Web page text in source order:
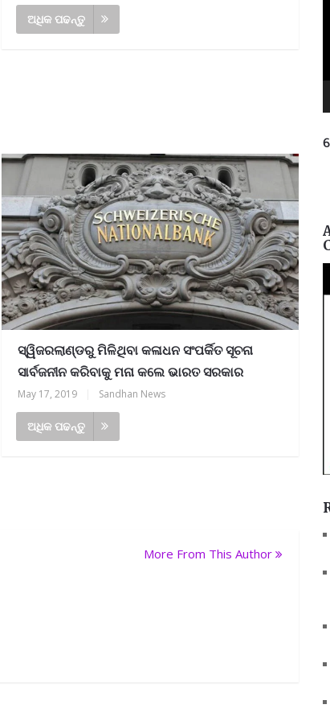
ଅଧିକ ପଢନ୍ତୁ
ସ୍ୱିଜରଲାଣ୍ଡରୁ ମିଳିଥିବା କଳାଧନ ସଂପର୍କିତ ସୂଚନା
ସାର୍ବଜନୀନ କରିବାକୁ ମନା କଲେ ଭାରତ ସରକାର
May 17, 2019 Sandhan News
ଅଧିକ ପଢନ୍ତୁ
More From This Author